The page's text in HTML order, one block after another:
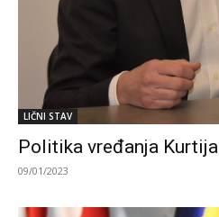
LIČNI STAV
Politika vređanja Kurtija
09/01/2023